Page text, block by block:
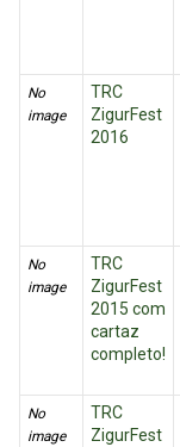
No
image
TRC
ZigurFest
2016
No
image
TRC
ZigurFest
2015 com
cartaz
completo!
No
image
TRC
ZigurFest